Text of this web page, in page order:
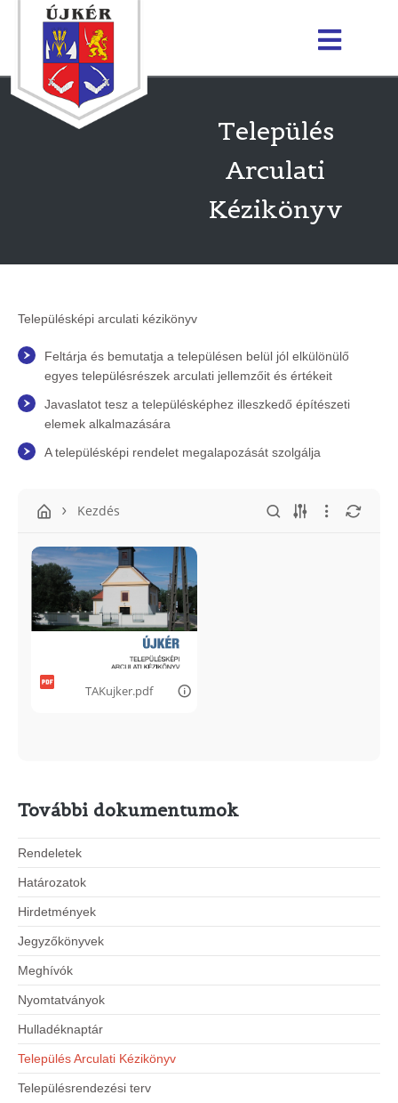
Település
Arculati
Kézikönyv
Településképi arculati kézikönyv
Feltárja és bemutatja a településen belül jól elkülönülő
egyes településrészek arculati jellemzőit és értékeit
Javaslatot tesz a településképhez illeszkedő építészeti
elemek alkalmazására
A településképi rendelet megalapozását szolgálja
Kezdés
TAKujker.pdf
További dokumentumok
Rendeletek
Határozatok
Hirdetmények
Jegyzőkönyvek
Meghívók
Nyomtatványok
Hulladéknaptár
Település Arculati Kézikönyv
Településrendezési terv